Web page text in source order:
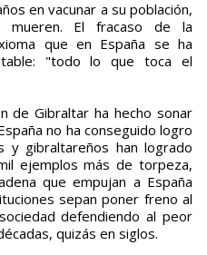
en vacunar a su población,
mueren. El fracaso de la
que en España se ha
"todo lo que toca el
de Gibraltar ha hecho sonar
no ha conseguido logro
y gibraltareños han logrado
ejemplos más de torpeza,
que empujan a España
sepan poner freno al
defendiendo al peor
quizás en siglos.